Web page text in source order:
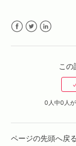
この
0人中0人
ページの先頭へ戻る